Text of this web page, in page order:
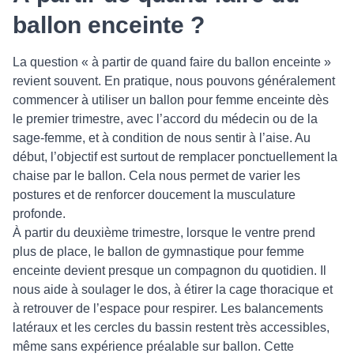
ballon enceinte ?
La question « à partir de quand faire du ballon enceinte »
revient souvent. En pratique, nous pouvons généralement
commencer à utiliser un ballon pour femme enceinte dès
le premier trimestre, avec l’accord du médecin ou de la
sage-femme, et à condition de nous sentir à l’aise. Au
début, l’objectif est surtout de remplacer ponctuellement la
chaise par le ballon. Cela nous permet de varier les
postures et de renforcer doucement la musculature
profonde.
À partir du deuxième trimestre, lorsque le ventre prend
plus de place, le ballon de gymnastique pour femme
enceinte devient presque un compagnon du quotidien. Il
nous aide à soulager le dos, à étirer la cage thoracique et
à retrouver de l’espace pour respirer. Les balancements
latéraux et les cercles du bassin restent très accessibles,
même sans expérience préalable sur ballon. Cette